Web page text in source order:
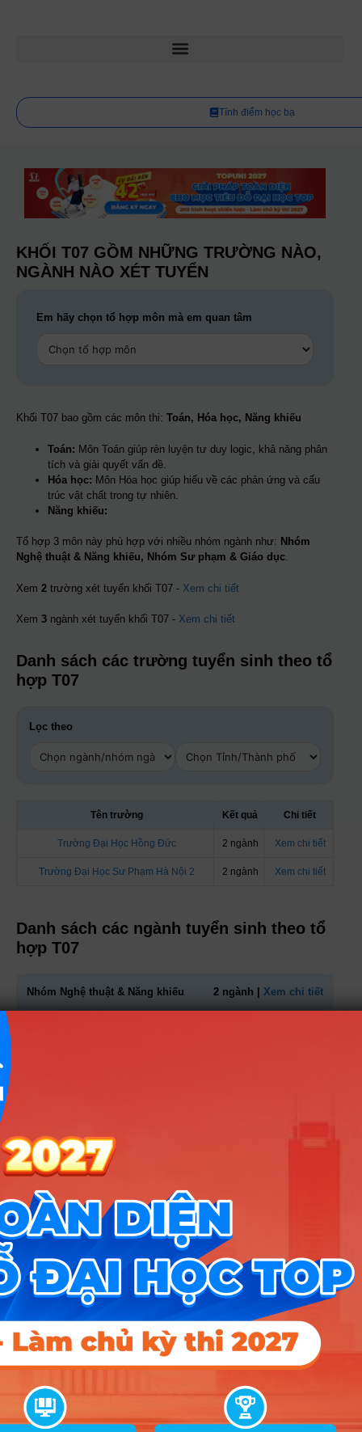
Tính điểm học bạ
KHỐI T07 GỒM NHỮNG TRƯỜNG NÀO,
NGÀNH NÀO XÉT TUYỂN
Em hãy chọn tổ hợp môn mà em quan tâm
Khối T07 bao gồm các môn thi: Toán, Hóa học, Năng khiếu
Toán: Môn Toán giúp rèn luyện tư duy logic, khả năng phân
tích và giải quyết vấn đề.
Hóa học: Môn Hóa học giúp hiểu về các phản ứng và cấu
trúc vật chất trong tự nhiên.
Năng khiếu:
Tổ hợp 3 môn này phù hợp với nhiều nhóm ngành như: Nhóm
Nghệ thuật & Năng khiếu, Nhóm Sư phạm & Giáo dục.
Xem 2 trường xét tuyển khối T07 - Xem chi tiết
Xem 3 ngành xét tuyển khối T07 - Xem chi tiết
Danh sách các trường tuyển sinh theo tổ
hợp T07
Lọc theo
Tên trường Kết quả Chi tiết
Trường Đại Học Hồng Đức 2 ngành Xem chi tiết
Trường Đại Học Sư Phạm Hà Nội 2 2 ngành Xem chi tiết
Danh sách các ngành tuyển sinh theo tổ
hợp T07
Nhóm Nghệ thuật & Năng khiếu 2 ngành | Xem chi tiết
Học viện Công an Nhân dân điểm chuẩn 2026: Cập nhật mới nhất
Điểm sàn các trường công an năm 2026
CÔNG CỤ TRA CỨU
➜
Trắc nghiệm MBTI
➜Đề án tuyển sinh
➜
Quy đổi điểm thi
➜Điểm chuẩn Đại học
➜Xếp hạng điểm thi